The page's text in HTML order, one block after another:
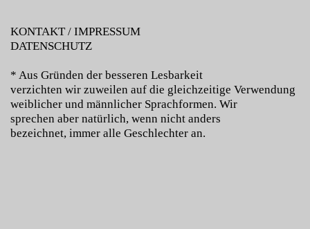
KONTAKT / IMPRESSUM
DATENSCHUTZ
* Aus Gründen der besseren Lesbarkeit
verzichten wir zuweilen auf die gleichzeitige Verwendung
weiblicher und männlicher Sprachformen. Wir
sprechen aber natürlich, wenn nicht anders
bezeichnet, immer alle Geschlechter an.